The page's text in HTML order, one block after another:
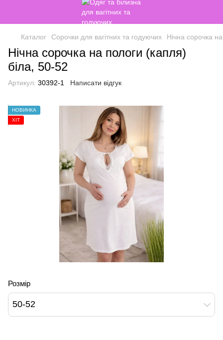
Каталог Сорочки для вагітних та годуючих Нічна сорочка
Нічна сорочка на пологи (капля)
біла, 50-52
Артикул: 30392-1 Написати відгук
НОВИНКА
ХІТ
Розмір
50-52